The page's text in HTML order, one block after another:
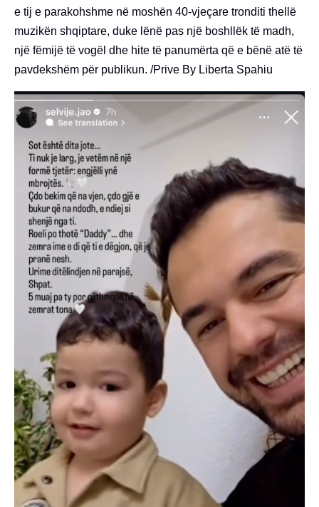
e tij e parakohshme në moshën 40-vjeçare tronditi thellë
muzikën shqiptare, duke lënë pas një boshllëk të madh,
një fëmijë të vogël dhe hite të panumërta që e bënë atë të
pavdekshëm për publikun. /Prive By Liberta Spahiu